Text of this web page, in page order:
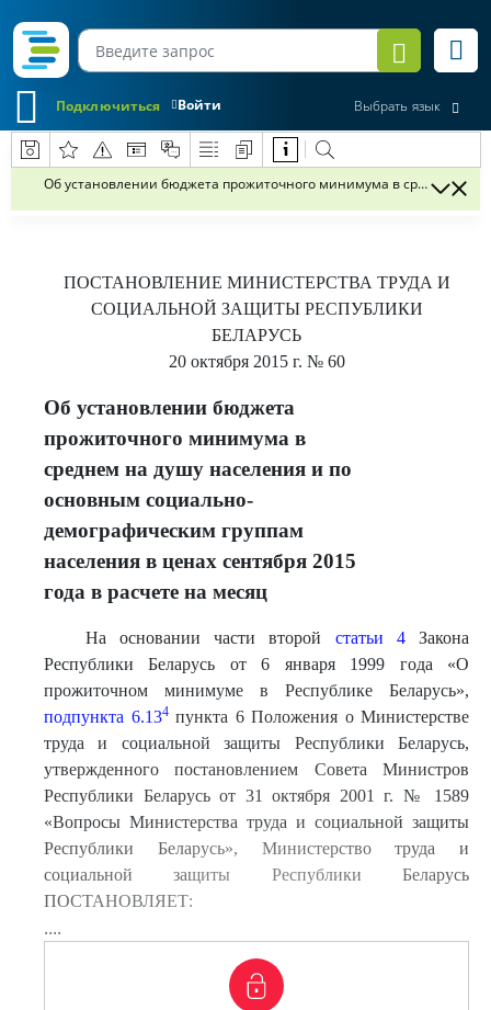
Войти
Подключиться Выбрать язык
Об установлении бюджета прожиточного минимума в среднем на
ПОСТАНОВЛЕНИЕ МИНИСТЕРСТВА ТРУДА И
СОЦИАЛЬНОЙ ЗАЩИТЫ РЕСПУБЛИКИ
БЕЛАРУСЬ
20 октября 2015 г. № 60
Об установлении бюджета
прожиточного минимума в
среднем на душу населения и по
основным социально-
демографическим группам
населения в ценах сентября 2015
года в расчете на месяц
На основании части второй статьи 4Закона
Республики Беларусь от 6 января 1999 года «О
прожиточном минимуме в Республике Беларусь»,
подпункта 6.134пункта 6 Положения о Министерстве
труда и социальной защиты Республики Беларусь,
утвержденного постановлением Совета Министров
Республики Беларусь от 31 октября 2001 г. № 1589
«Вопросы Министерства труда и социальной защиты
Республики Беларусь», Министерство труда и
социальной защиты Республики Беларусь
ПОСТАНОВЛЯЕТ:
....